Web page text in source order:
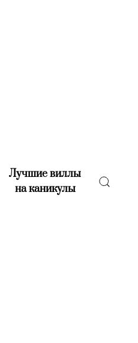
Лучшие виллы
на каникулы(current)